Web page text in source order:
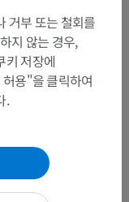
습니다
거부 또는 철회를
지 않는 경우,
키 저장에
용"을 클릭하여
.